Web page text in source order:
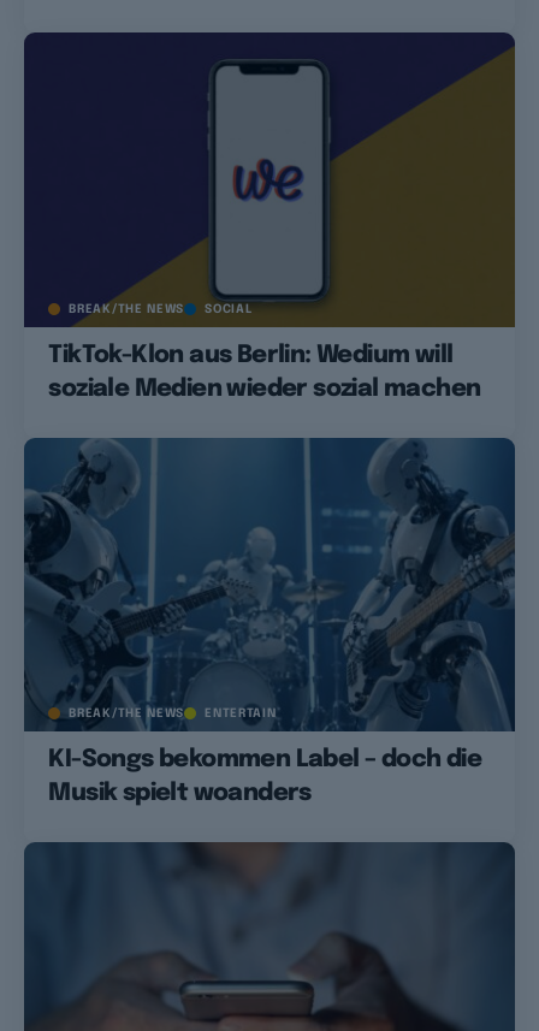
BREAK/THE NEWS SOCIAL
TikTok-Klon aus Berlin: Wedium will
soziale Medien wieder sozial machen
BREAK/THE NEWS ENTERTAIN
KI-Songs bekommen Label – doch die
Musik spielt woanders